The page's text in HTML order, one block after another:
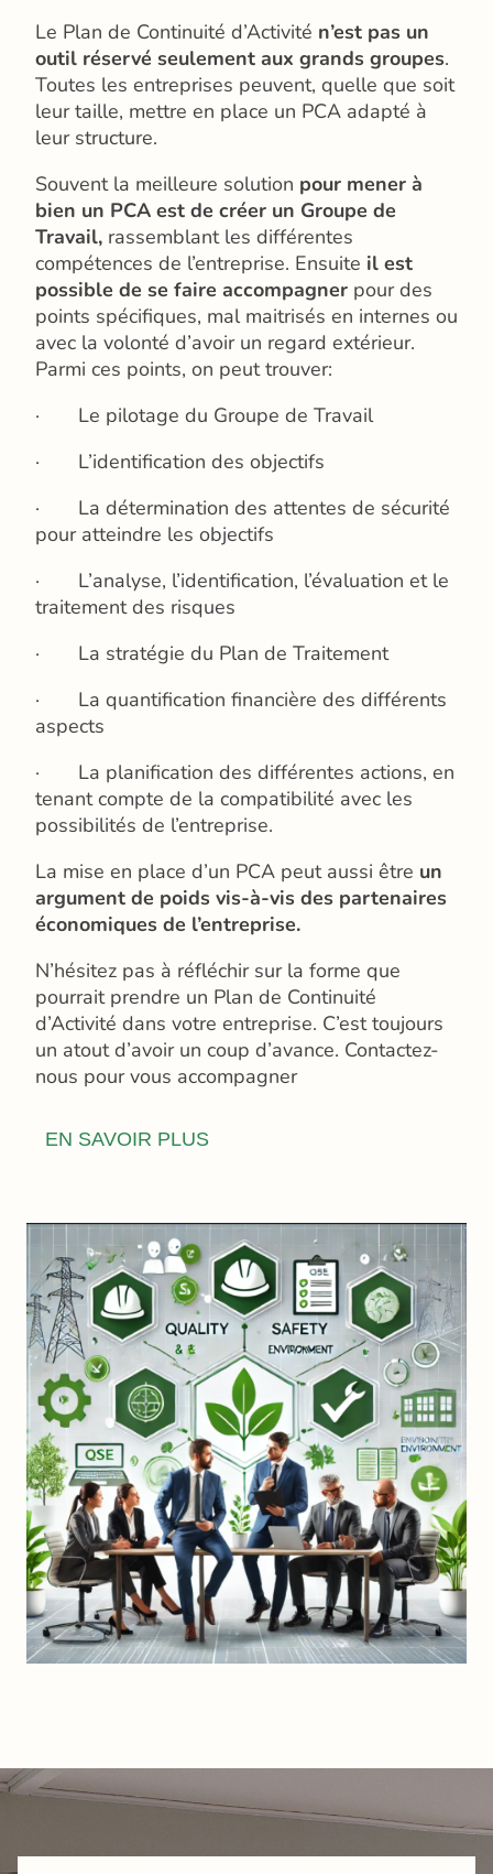
Le Plan de Continuité d’Activité n’est pas un
outil réservé seulement aux grands groupes.
Toutes les entreprises peuvent, quelle que soit
leur taille, mettre en place un PCA adapté à
leur structure.
Souvent la meilleure solution pour mener à
bien un PCA est de créer un Groupe de
Travail, rassemblant les différentes
compétences de l’entreprise. Ensuite il est
possible de se faire accompagner pour des
points spécifiques, mal maitrisés en internes ou
avec la volonté d’avoir un regard extérieur.
Parmi ces points, on peut trouver:
· Le pilotage du Groupe de Travail
· L’identification des objectifs
· La détermination des attentes de sécurité
pour atteindre les objectifs
· L’analyse, l’identification, l’évaluation et le
traitement des risques
· La stratégie du Plan de Traitement
· La quantification financière des différents
aspects
· La planification des différentes actions, en
tenant compte de la compatibilité avec les
possibilités de l’entreprise.
La mise en place d’un PCA peut aussi être un
argument de poids vis-à-vis des partenaires
économiques de l’entreprise.
N’hésitez pas à réfléchir sur la forme que
pourrait prendre un Plan de Continuité
d’Activité dans votre entreprise. C’est toujours
un atout d’avoir un coup d’avance. Contactez-
nous pour vous accompagner
EN SAVOIR PLUS